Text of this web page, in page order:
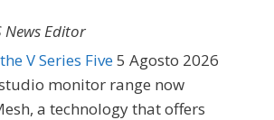
News Editor
V Series Five5 Agosto 2026
studio monitor range now
a technology that offers